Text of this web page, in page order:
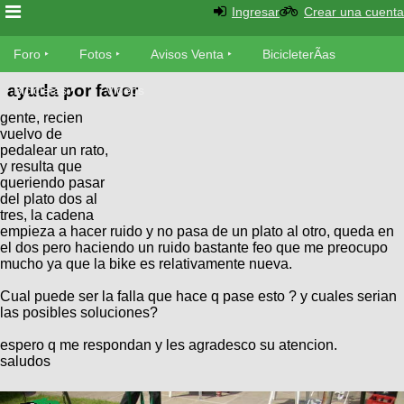
Foro
Foro
TÃ©cnica
MecÃ¡nica
Fotos
SUBÃ
tu foto
Galeria
XC
Bicicletas
Viajes
Descenso
Avisos
Ventas
SUBÃ
tu
aviso
Buscar
Ultimos
BicicleterÃ­
as
Bicicletas
Bicicletas
Tandem
Cicloturismo
Ingresar Crear una cuenta
Foro Fotos Avisos Venta BicicleterÃ­as
Bicicletas Videos
ayuda por favor
gente, recien
vuelvo de
pedalear un rato,
y resulta que
queriendo pasar
del plato dos al
tres, la cadena
empieza a hacer ruido y no pasa de un plato al otro, queda en
el dos pero haciendo un ruido bastante feo que me preocupo
mucho ya que la bike es relativamente nueva.
Cual puede ser la falla que hace q pase esto ? y cuales serian
las posibles soluciones?
espero q me respondan y les agradesco su atencion.
saludos